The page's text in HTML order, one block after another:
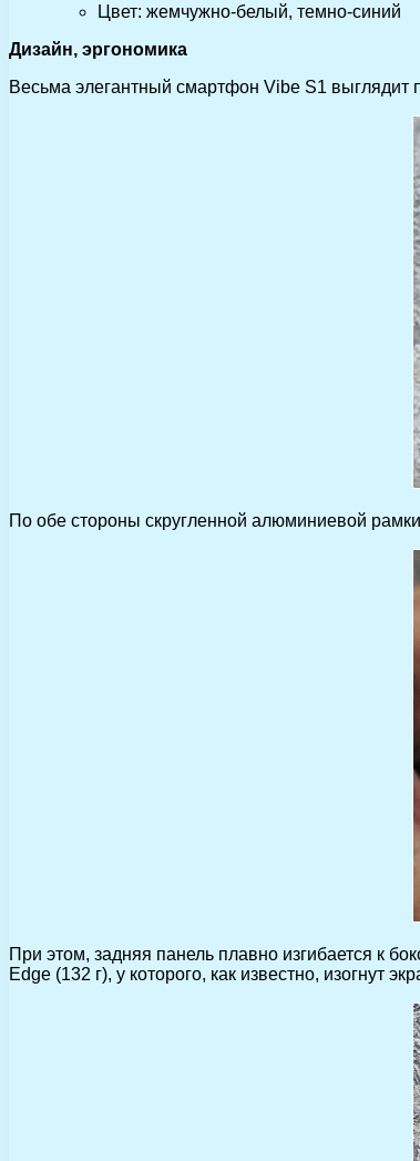
Цвет: жемчужно-белый, темно-синий
Дизайн, эргономика
Весьма элегантный смартфон Vibe S1 выглядит
По обе стороны скругленной алюминиевой
При этом, задняя панель плавно изгибается к
Edge (132 г), у которого, как известно, изогнут